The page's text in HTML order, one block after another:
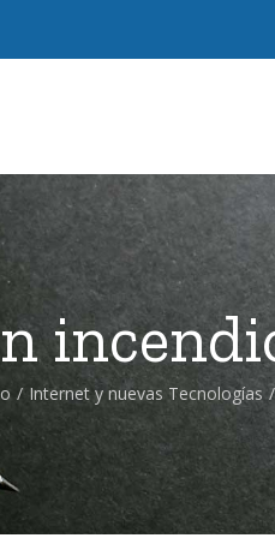
/ Internet y nuevas Tecnologías /